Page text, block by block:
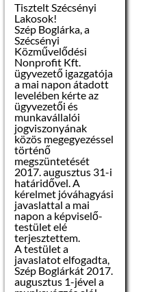
Az árverési
hirdetmény
levételének
napja:
augusztus 11.
Az árverés napja:
2017. augusztus 14.
(hétfő) de.1000óra
Az árverés helye:
Szécsényi Közös
Önkormányzati
Hivatal (3170
Szécsény, Rákóczi út
84.) Haynald Lajos
kistanácskozó terme
Ajánlattevők köre:
– magánszemély
Tisztelt Szécsényi
Lakosok!
Szép Boglárka, a
Szécsényi
Közművelődési
Nonprofit Kft.
ügyvezető igazgatója
a mai napon átadott
levelében kérte az
ügyvezetői és
munkavállalói
jogviszonyának
közös megegyezéssel
történő
megszüntetését
2017. augusztus 31-i
határidővel. A
kérelmet jóváhagyási
javaslattal a mai
napon a képviselő-
testület elé
terjesztettem.
A testület a
javaslatot elfogadta,
Szép Boglárkát 2017.
augusztus 1-jével a